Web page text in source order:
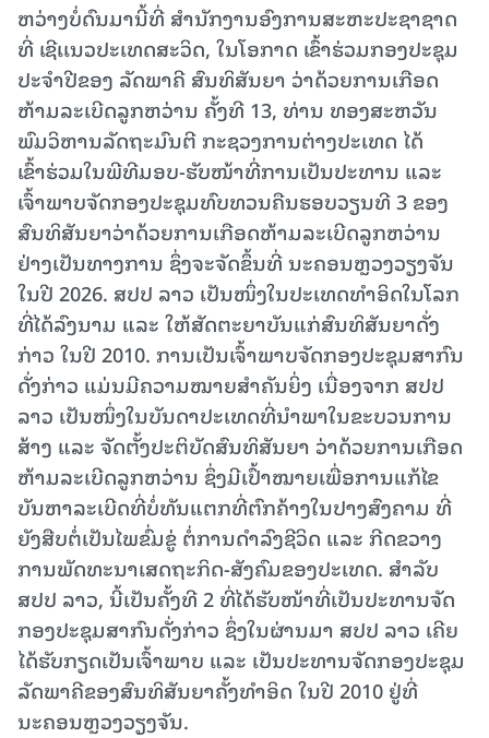
ຫວ່າງບໍ່ດົນມານີ້ທີ່ ສໍານັກງານອົງການສະຫະປະຊາຊາດ
ທີ່ ເຊີເເນວປະເທດສະວິດ, ໃນໂອກາດ ເຂົ້າຮ່ວມກອງປະຊຸມ
ປະຈໍາປີຂອງ ລັດພາຄີ ສົນທິສັນຍາ ວ່າດ້ວຍການເກືອດ
ຫ້າມລະເບີດລູກຫວ່ານ ຄັ້ງທີ 13, ທ່ານ ທອງສະຫວັນ
ພົມວິຫານລັດຖະມົນຕີ ກະຊວງການຕ່າງປະເທດ ໄດ້
ເຂົ້າຮ່ວມໃນພີທີມອບ-ຮັບໜ້າທີ່ການເປັນປະທານ ແລະ
ເຈົ້າພາບຈັດກອງປະຊຸມທົບທວນຄືນຮອບວຽນທີ 3 ຂອງ
ສົນທິສັນຍາວ່າດ້ວຍການເກືອດຫ້າມລະເບີດລູກຫວ່ານ
ຢ່າງເປັນທາງການ ຊຶ່ງຈະຈັດຂຶ້ນທີ່ ນະຄອນຫຼວງວຽງຈັນ
ໃນປີ 2026. ສປປ ລາວ ເປັນໜຶ່ງໃນປະເທດທຳອິດໃນໂລກ
ທີ່ໄດ້ລົງນາມ ແລະ ໃຫ້ສັດຕະຍາບັນແກ່ສົນທິສັນຍາດັ່ງ
ກ່າວ ໃນປີ 2010. ການເປັນເຈົ້າພາບຈັດກອງປະຊຸມສາກົນ
ດັ່ງກ່າວ ແມ່ນມີຄວາມໝາຍສຳຄັນຍິ່ງ ເນື່ອງຈາກ ສປປ
ລາວ ເປັນໜຶ່ງໃນບັນດາປະເທດທີ່ນໍາພາໃນຂະບວນການ
ສ້າງ ແລະ ຈັດຕັ້ງປະຕິບັດສົນທິສັນຍາ ວ່າດ້ວຍການເກືອດ
ຫ້າມລະເບີດລູກຫວ່ານ ຊຶ່ງມີເປົ້າໝາຍເພື່ອການແກ້ໄຂ
ບັນຫາລະເບີດທີ່ບໍ່ທັນແຕກທີ່ຕົກຄ້າງໃນປາງສົງຄາມ ທີ່
ຍັງສືບຕໍ່ເປັນໄພຂົ່ມຂູ່ ຕໍ່ການດໍາລົງຊີວິດ ແລະ ກີດຂວາງ
ການພັດທະນາເສດຖະກິດ-ສັງຄົມຂອງປະເທດ. ສໍາລັບ
ສປປ ລາວ, ນີ້ເປັນຄັ້ງທີ 2 ທີ່ໄດ້ຮັບໜ້າທີ່ເປັນປະທານຈັດ
ກອງປະຊຸມສາກົນດັ່ງກ່າວ ຊຶ່ງໃນຜ່ານມາ ສປປ ລາວ ເຄີຍ
ໄດ້ຮັບກຽດເປັນເຈົ້າພາບ ແລະ ເປັນປະທານຈັດກອງປະຊຸມ
ລັດພາຄີຂອງສົນທິສັນຍາຄັ້ງທໍາອິດ ໃນປີ 2010 ຢູ່ທີ່
ນະຄອນຫຼວງວຽງຈັນ.